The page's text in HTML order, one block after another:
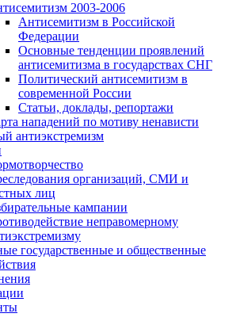
2003-2006
Антисемитизм в Российской
Федерации
Основные тенденции проявлений
антисемитизма в государствах СНГ
Политический антисемитизм в
современной России
Статьи, доклады, репортажи
нападений по мотиву ненависти
антиэкстремизм
организаций, СМИ и
лиц
кампании
неправомерному
государственные и общественные